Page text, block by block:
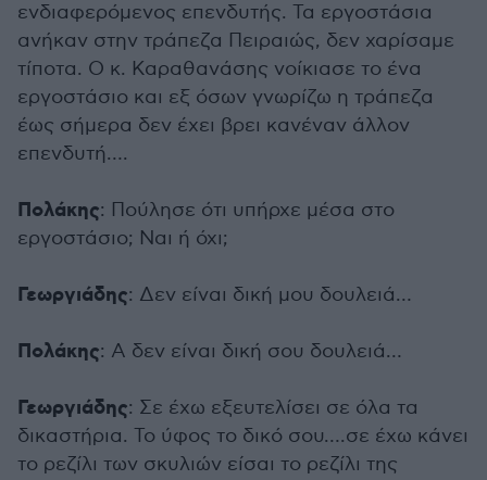
ενδιαφερόμενος επενδυτής. Τα εργοστάσια
ανήκαν στην τράπεζα Πειραιώς, δεν χαρίσαμε
τίποτα. Ο κ. Καραθανάσης νοίκιασε το ένα
εργοστάσιο και εξ όσων γνωρίζω η τράπεζα
έως σήμερα δεν έχει βρει κανέναν άλλον
επενδυτή….
Πολάκης: Πούλησε ότι υπήρχε μέσα στο
εργοστάσιο; Ναι ή όχι;
Γεωργιάδης: Δεν είναι δική μου δουλειά…
Πολάκης: Α δεν είναι δική σου δουλειά…
Γεωργιάδης: Σε έχω εξευτελίσει σε όλα τα
δικαστήρια. Το ύφος το δικό σου….σε έχω κάνει
το ρεζίλι των σκυλιών είσαι το ρεζίλι της